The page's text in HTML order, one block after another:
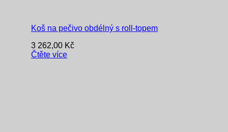
Koš na pečivo obdélný s roll-topem
3 262,00 Kč
Čtěte více